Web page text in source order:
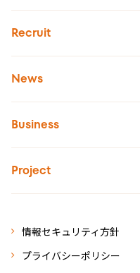
Recruit
News
Business
Project
情報セキュリティ方針
プライバシーポリシー